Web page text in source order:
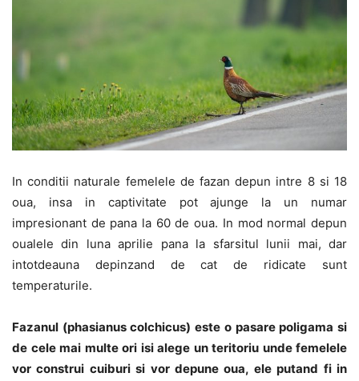
In conditii naturale femelele de fazan depun intre 8 si 18
oua, insa in captivitate pot ajunge la un numar
impresionant de pana la 60 de oua. In mod normal depun
oualele din luna aprilie pana la sfarsitul lunii mai, dar
intotdeauna depinzand de cat de ridicate sunt
temperaturile.
Fazanul (phasianus colchicus) este o pasare poligama si
de cele mai multe ori isi alege un teritoriu unde femelele
vor construi cuiburi si vor depune oua, ele putand fi in